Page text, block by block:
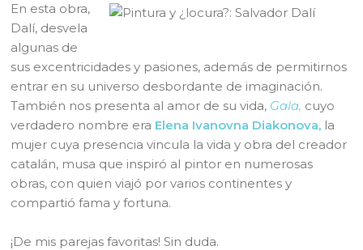
En esta obra,
Dalí, desvela
algunas de
sus excentricidades y pasiones, además de permitirnos
entrar en su universo desbordante de imaginación.
También nos presenta al amor de su vida, Gala, cuyo
verdadero nombre era Elena Ivanovna Diakonova, la
mujer cuya presencia vincula la vida y obra del creador
catalán, musa que inspiró al pintor en numerosas
obras, con quien viajó por varios continentes y
compartió fama y fortuna.
¡De mis parejas favoritas! Sin duda.